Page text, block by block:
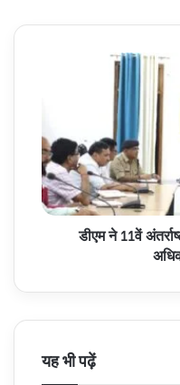
योग
दिवस
की
तैयारियों
के
साथ
डीएम ने 11वें
यह भी पढ़ें